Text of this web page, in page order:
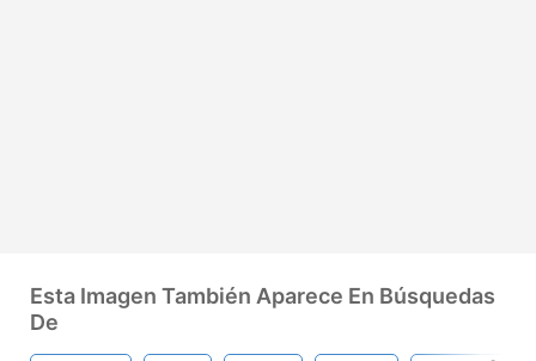
Esta Imagen También Aparece En Búsquedas
De